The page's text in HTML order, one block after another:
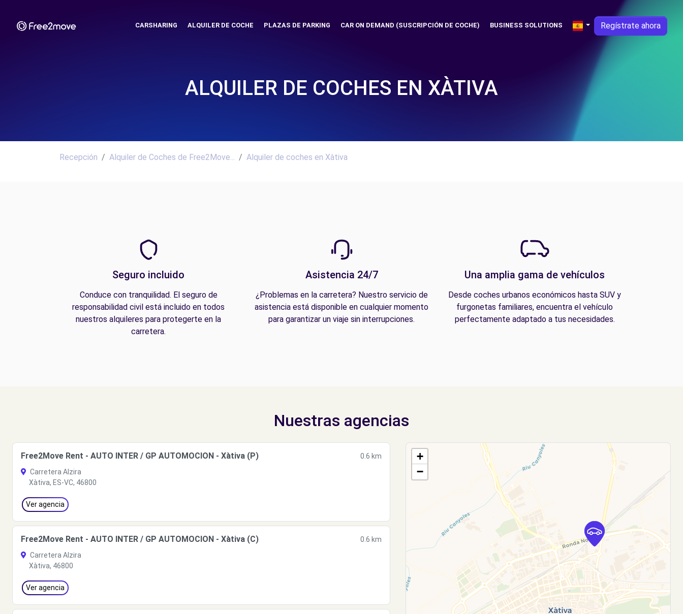
CARSHARING ALQUILER DE COCHE PLAZAS DE PARKING CAR ON DEMAND (SUSCRIPCIÓN DE COCHE) BUSINESS SOLUTIONS Regístrate ahora
ALQUILER DE COCHES EN XÀTIVA
Recepción Alquiler de Coches de Free2Move... Alquiler de coches en Xàtiva
Seguro incluido
Conduce con tranquilidad. El seguro de
responsabilidad civil está incluido en todos
nuestros alquileres para protegerte en la
carretera.
Asistencia 24/7
¿Problemas en la carretera? Nuestro servicio de
asistencia está disponible en cualquier momento
para garantizar un viaje sin interrupciones.
Una amplia gama de vehículos
Desde coches urbanos económicos hasta SUV y
furgonetas familiares, encuentra el vehículo
perfectamente adaptado a tus necesidades.
Nuestras agencias
Free2Move Rent - AUTO INTER / GP AUTOMOCION - Xàtiva (P)
0.6 km
Carretera Alzira
Xàtiva, ES-VC, 46800
Ver agencia
Free2Move Rent - AUTO INTER / GP AUTOMOCION - Xàtiva (C)
0.6 km
Carretera Alzira
Xàtiva, 46800
Ver agencia
+
−